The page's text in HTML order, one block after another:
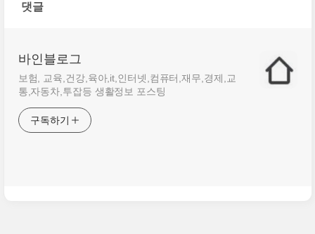
댓글
바인블로그
보험, 교육,건강,육아,it,인터넷,컴퓨터,재무,경제,교
통,자동차,투잡등 생활정보 포스팅
구독하기